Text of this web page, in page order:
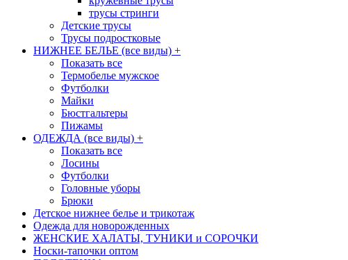
трусы стринги
Детские трусы
Трусы подростковые
НИЖНЕЕ БЕЛЬЕ (все виды) +
Показать все
Термобелье мужское
Футболки
Майки
Бюстгальтеры
Пижамы
ОДЕЖДА (все виды) +
Показать все
Лосины
Футболки
Головные уборы
Брюки
Детское нижнее белье и трикотаж
Одежда для новорожденных
ЖЕНСКИЕ ХАЛАТЫ, ТУНИКИ и СОРОЧКИ
Носки-тапочки оптом